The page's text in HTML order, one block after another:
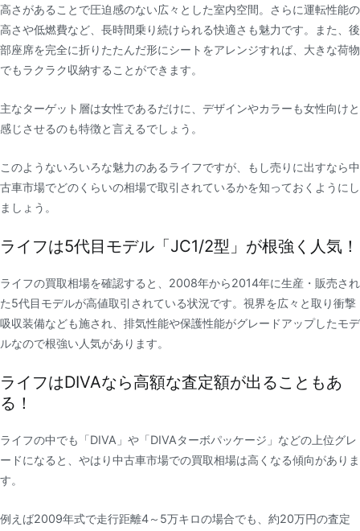
高さがあることで圧迫感のない広々とした室内空間。さらに運転性能の
高さや低燃費など、長時間乗り続けられる快適さも魅力です。また、後
部座席を完全に折りたたんだ形にシートをアレンジすれば、大きな荷物
でもラクラク収納することができます。
主なターゲット層は女性であるだけに、デザインやカラーも女性向けと
感じさせるのも特徴と言えるでしょう。
このようないろいろな魅力のあるライフですが、もし売りに出すなら中
古車市場でどのくらいの相場で取引されているかを知っておくようにし
ましょう。
ライフは5代目モデル「JC1/2型」が根強く人気！
ライフの買取相場を確認すると、 2008年から2014年に生産・販売され
た5代目モデルが高値取引されている状況です。視界を広々と取り衝撃
吸収装備なども施され、排気性能や保護性能がグレードアップしたモデ
ルなので根強い人気があります。
ライフはDIVAなら高額な査定額が出ることもあ
る！
ライフの中でも「DIVA 」や「DIVAターボパッケージ」などの上位グレ
ードになると、やはり中古車市場での買取相場は高くなる傾向がありま
す。
例えば2009年式で走行距離4～ 5万キロの場合でも、約20万円の査定